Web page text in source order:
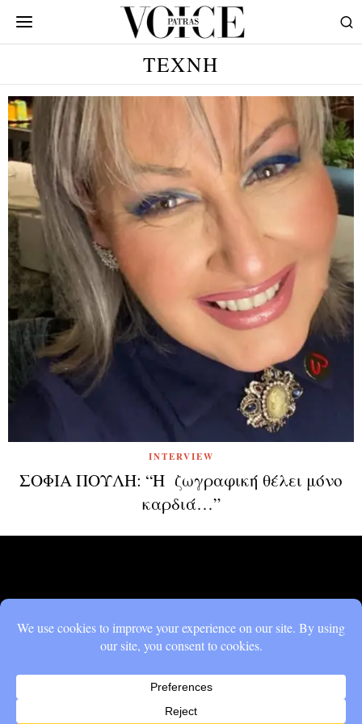
ΤΕΧΝΗ
INTERVIEW
ΣΟΦΙΑ ΠΟΥΛΗ: “Η ζωγραφική θέλει μόνο
καρδιά…”